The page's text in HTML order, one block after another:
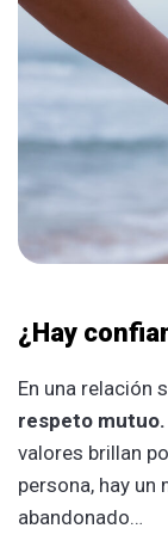
¿Hay
En una relación
respeto mutuo.
valores brillan
persona, hay
abandonado…